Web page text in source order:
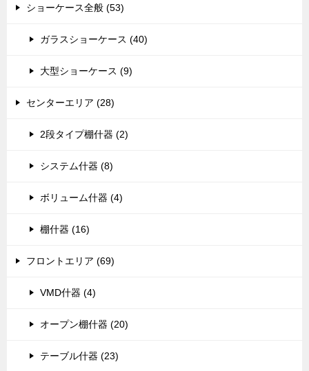
ショーケース全般 (53)
ガラスショーケース (40)
大型ショーケース (9)
センターエリア (28)
2段タイプ棚什器 (2)
システム什器 (8)
ボリューム什器 (4)
棚什器 (16)
フロントエリア (69)
VMD什器 (4)
オープン棚什器 (20)
テーブル什器 (23)